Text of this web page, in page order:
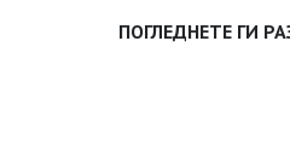
ПОГЛЕДНЕТЕ ГИ